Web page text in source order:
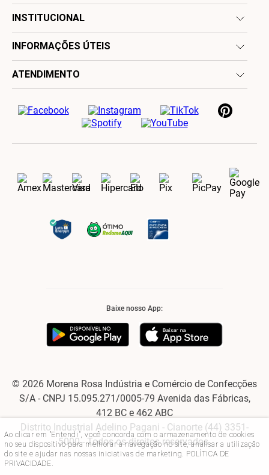
Ao clicar em "Entendi", você concorda com o armazenamento de cookies
no seu dispositivo para melhorar a navegação no site, analisar a utilização
do site e ajudar nas nossas iniciativas de marketing. POLÍTICA DE
PRIVACIDADE.
INSTITUCIONAL
INFORMAÇÕES ÚTEIS
ATENDIMENTO
Baixe nosso App:
© 2026 Morena Rosa Indústria e Comércio de Confecções
S/A - CNPJ 15.095.271/0005-79 Avenida das Fábricas,
412 BC e 462 ABC
Distrito Industrial Adelino Pagani - Cianorte (44) 3351-
5000 - Todos os direitos reservados.